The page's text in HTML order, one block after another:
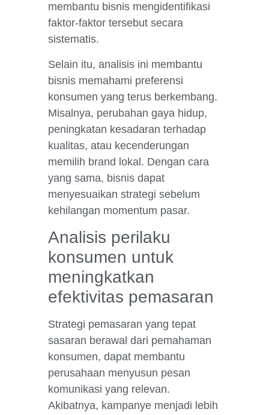
membantu bisnis mengidentifikasi
faktor-faktor tersebut secara
sistematis.
Selain itu, analisis ini membantu
bisnis memahami preferensi
konsumen yang terus berkembang.
Misalnya, perubahan gaya hidup,
peningkatan kesadaran terhadap
kualitas, atau kecenderungan
memilih brand lokal. Dengan cara
yang sama, bisnis dapat
menyesuaikan strategi sebelum
kehilangan momentum pasar.
Analisis perilaku
konsumen untuk
meningkatkan
efektivitas pemasaran
Strategi pemasaran yang tepat
sasaran berawal dari pemahaman
konsumen, dapat membantu
perusahaan menyusun pesan
komunikasi yang relevan.
Akibatnya, kampanye menjadi lebih